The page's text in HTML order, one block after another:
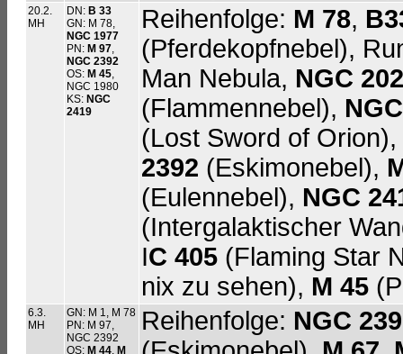
20.2.
MH
DN: B 33
GN: M 78,
NGC 1977
PN: M 97
NGC 2392
OS: M 45
NGC 1980
KS: NGC
2419
Reihenfolge: M 78,
(Pferdekopfnebel),
Man Nebula, NGC
(Flammennebel),
(Lost Sword of Orion),
2392 (Eskimonebel),
(Eulennebel), NGC
(Intergalaktischer
IC 405 (Flaming Star
nix zu sehen), M 45
6.3.
MH
GN: M 1, M 78
PN: M 97,
NGC 2392
OS: M 44 M
Reihenfolge: NGC